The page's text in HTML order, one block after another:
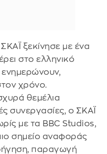
ξεκίνησε με ένα
στο ελληνικό
χρόνο.
θεμέλια
συνεργασίες, ο ΣΚΑΪ
με τα BBC Studios,
σημείο αναφοράς
παραγωγή